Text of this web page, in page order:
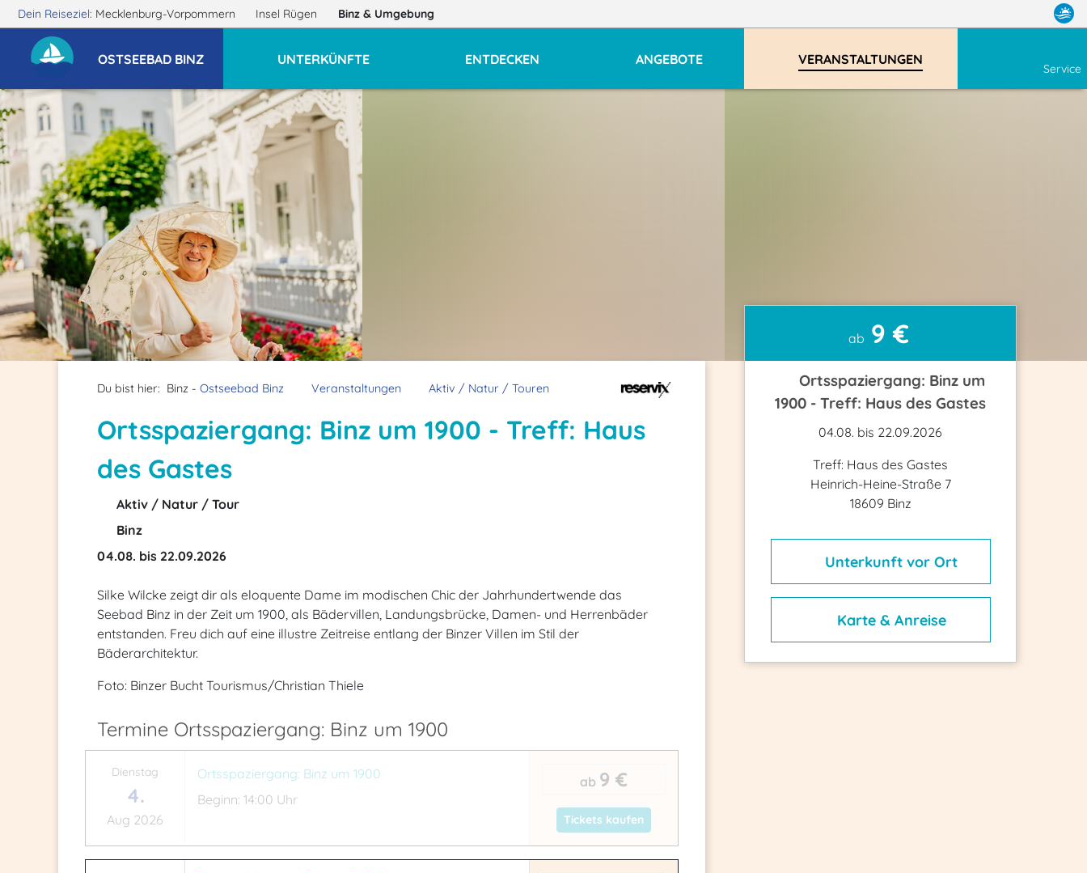
Dein Reiseziel: Mecklenburg-Vorpommern Insel Rügen Binz & Umgebung
OSTSEEBAD BINZ UNTERKÜNFTE ENTDECKEN ANGEBOTE VERANSTALTUNGEN
Service
Du bist hier: Binz - Ostseebad Binz Veranstaltungen Aktiv / Natur / Touren
Ortsspaziergang: Binz um 1900 - Treff: Haus
des Gastes
Aktiv / Natur / Tour
Binz
04.08. bis 22.09.2026
Silke Wilcke zeigt dir als eloquente Dame im modischen Chic der Jahrhundertwende das
Seebad Binz in der Zeit um 1900, als Bädervillen, Landungsbrücke, Damen- und Herrenbäder
entstanden. Freu dich auf eine illustre Zeitreise entlang der Binzer Villen im Stil der
Bäderarchitektur.
Foto: Binzer Bucht Tourismus/Christian Thiele
Termine Ortsspaziergang: Binz um 1900
Dienstag
4.
Aug 2026
Ortsspaziergang: Binz um 1900
Beginn: 14:00 Uhr
ab 9 €
Tickets kaufen
ab 9 €
Ortsspaziergang: Binz um
1900 - Treff: Haus des Gastes
04.08. bis 22.09.2026
Treff: Haus des Gastes
Heinrich-Heine-Straße 7
18609 Binz
Unterkunft vor Ort
Karte & Anreise